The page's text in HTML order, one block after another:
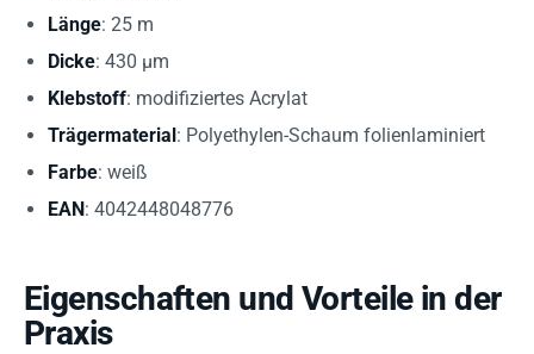
Länge: 25 m
Dicke: 430 µm
Klebstoff: modifiziertes Acrylat
Trägermaterial: Polyethylen-Schaum folienlaminiert
Farbe: weiß
EAN: 4042448048776
Eigenschaften und Vorteile in der
Praxis